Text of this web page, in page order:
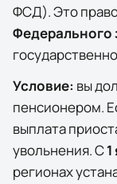
ФСД). Это
Федерального
Условие: вы
пенсионером.
выплата
увольнения. С
регионах